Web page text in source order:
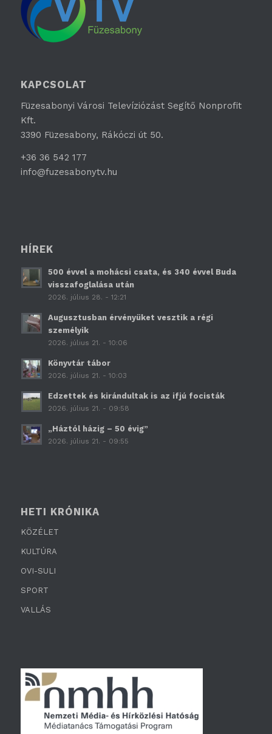
KAPCSOLAT
Füzesabonyi Városi Televíziózást Segítő Nonprofit
Kft.
3390 Füzesabony, Rákóczi út 50.
+36 36 542 177
info@fuzesabonytv.hu
HÍREK
500 évvel a mohácsi csata, és 340 évvel Buda
visszafoglalása után
2026. július 28. - 12:21
Augusztusban érvényüket vesztik a régi
személyik
2026. július 21. - 10:06
Könyvtár tábor
2026. július 21. - 10:03
Edzettek és kirándultak is az ifjú focisták
2026. július 21. - 09:58
„Háztól házig – 50 évig”
2026. július 21. - 09:55
HETI KRÓNIKA
KÖZÉLET
KULTÚRA
OVI-SULI
SPORT
VALLÁS